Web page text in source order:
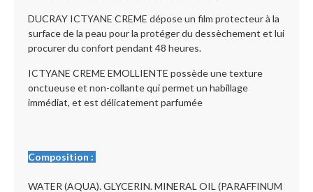
DUCRAY ICTYANE CREME dépose un film protecteur à la
surface de la peau pour la protéger du dessèchement et lui
procurer du confort pendant 48 heures.
ICTYANE CREME EMOLLIENTE possède une texture
onctueuse et non-collante qui permet un habillage
immédiat, et est délicatement parfumée
Composition :
WATER (AQUA). GLYCERIN. MINERAL OIL (PARAFFINUM